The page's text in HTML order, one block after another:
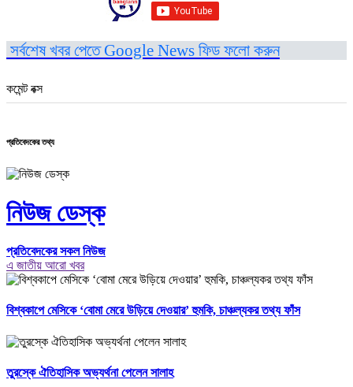
সর্বশেষ খবর পেতে Google News ফিড ফলো করুন
কমেন্ট বক্স
প্রতিবেদকের তথ্য
নিউজ ডেস্ক
প্রতিবেদকের সকল নিউজ
এ জাতীয় আরো খবর
বিশ্বকাপে মেসিকে ‘বোমা মেরে উড়িয়ে দেওয়ার’ হুমকি, চাঞ্চল্যকর তথ্য ফাঁস
তুরস্কে ঐতিহাসিক অভ্যর্থনা পেলেন সালাহ